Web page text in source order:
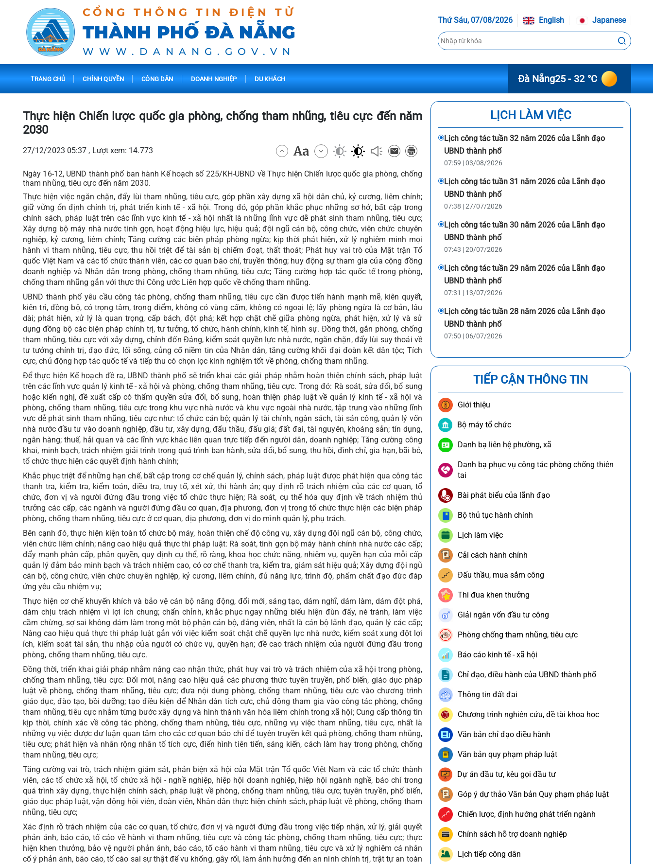
CỔNG THÔNG TIN ĐIỆN TỬ
THÀNH PHỐ ĐÀ NẴNG
WWW.DANANG.GOV.VN
Thứ Sáu, 07/08/2026 English Japanese
TRANG CHỦ CHÍNH QUYỀN CÔNG DÂN DOANH NGHIỆP DU KHÁCH Đà Nẵng25 - 32 °C
Thực hiện Chiến lược quốc gia phòng, chống tham nhũng, tiêu cực đến năm
2030
27/12/2023 05:37 , Lượt xem: 14.773
Ngày 16-12, UBND thành phố ban hành Kế hoạch số 225/KH-UBND về Thực hiện Chiến lược quốc gia phòng, chống
tham nhũng, tiêu cực đến năm 2030.
Thực hiện việc ngăn chặn, đẩy lùi tham nhũng, tiêu cực, góp phần xây dựng xã hội dân chủ, kỷ cương, liêm chính;
giữ vững ổn định chính trị, phát triển kinh tế - xã hội. Trong đó, góp phần khắc phục những sơ hở, bất cập trong
chính sách, pháp luật trên các lĩnh vực kinh tế - xã hội nhất là những lĩnh vực dễ phát sinh tham nhũng, tiêu cực;
Xây dựng bộ máy nhà nước tinh gọn, hoạt động hiệu lực, hiệu quả; đội ngũ cán bộ, công chức, viên chức chuyên
nghiệp, kỷ cương, liêm chính; Tăng cường các biện pháp phòng ngừa; kịp thời phát hiện, xử lý nghiêm minh mọi
hành vi tham nhũng, tiêu cực, thu hồi triệt để tài sản bị chiếm đoạt, thất thoát; Phát huy vai trò của Mặt trận Tổ
quốc Việt Nam và các tổ chức thành viên, các cơ quan báo chí, truyền thông; huy động sự tham gia của cộng đồng
doanh nghiệp và Nhân dân trong phòng, chống tham nhũng, tiêu cực; Tăng cường hợp tác quốc tế trong phòng,
chống tham nhũng gắn với thực thi Công ước Liên hợp quốc về chống tham nhũng.
UBND thành phố yêu cầu công tác phòng, chống tham nhũng, tiêu cực cần được tiến hành mạnh mẽ, kiên quyết,
kiên trì, đồng bộ, có trọng tâm, trọng điểm, không có vùng cấm, không có ngoại lệ; lấy phòng ngừa là cơ bản, lâu
dài; phát hiện, xử lý là quan trọng, cấp bách, đột phá; kết hợp chặt chẽ giữa phòng ngừa, phát hiện, xử lý và sử
dụng đồng bộ các biện pháp chính trị, tư tưởng, tổ chức, hành chính, kinh tế, hình sự. Đồng thời, gắn phòng, chống
tham nhũng, tiêu cực với xây dựng, chỉnh đốn Đảng, kiểm soát quyền lực nhà nước, ngăn chặn, đẩy lùi suy thoái về
tư tưởng chính trị, đạo đức, lối sống, củng cố niềm tin của Nhân dân, tăng cường khối đại đoàn kết dân tộc; Tích
cực, chủ động hợp tác quốc tế và tiếp thu có chọn lọc kinh nghiệm tốt về phòng, chống tham nhũng.
Để thực hiện Kế hoạch đề ra, UBND thành phố sẽ triển khai các giải pháp nhằm hoàn thiện chính sách, pháp luật
trên các lĩnh vực quản lý kinh tế - xã hội và phòng, chống tham nhũng, tiêu cực. Trong đó: Rà soát, sửa đổi, bổ sung
hoặc kiến nghị, đề xuất cấp có thẩm quyền sửa đổi, bổ sung, hoàn thiện pháp luật về quản lý kinh tế - xã hội và
phòng, chống tham nhũng, tiêu cực trong khu vực nhà nước và khu vực ngoài nhà nước, tập trung vào những lĩnh
vực dễ phát sinh tham nhũng, tiêu cực như: tổ chức cán bộ; quản lý tài chính, ngân sách, tài sản công, quản lý vốn
nhà nước đầu tư vào doanh nghiệp, đầu tư, xây dựng, đấu thầu, đấu giá; đất đai, tài nguyên, khoáng sản; tín dụng,
ngân hàng; thuế, hải quan và các lĩnh vực khác liên quan trực tiếp đến người dân, doanh nghiệp; Tăng cường công
khai, minh bạch, trách nhiệm giải trình trong quá trình ban hành, sửa đổi, bổ sung, thu hồi, đình chỉ, gia hạn, bãi bỏ,
tổ chức thực hiện các quyết định hành chính;
Khắc phục triệt để những hạn chế, bất cập trong cơ chế quản lý, chính sách, pháp luật được phát hiện qua công tác
thanh tra, kiểm tra, kiểm toán, điều tra, truy tố, xét xử, thi hành án; quy định rõ trách nhiệm của các cơ quan, tổ
chức, đơn vị và người đứng đầu trong việc tổ chức thực hiện; Rà soát, cụ thể hóa quy định về trách nhiệm thủ
trưởng các cấp, các ngành và người đứng đầu cơ quan, địa phương, đơn vị trong tổ chức thực hiện các biện pháp
phòng, chống tham nhũng, tiêu cực ở cơ quan, địa phương, đơn vị do mình quản lý, phụ trách.
Bên cạnh đó, thực hiện kiện toàn tổ chức bộ máy, hoàn thiện chế độ công vụ, xây dựng đội ngũ cán bộ, công chức,
viên chức liêm chính; nâng cao hiệu quả thực thi pháp luật: Rà soát, tinh gọn bộ máy hành chính nhà nước các cấp;
đẩy mạnh phân cấp, phân quyền, quy định cụ thể, rõ ràng, khoa học chức năng, nhiệm vụ, quyền hạn của mỗi cấp
quản lý đảm bảo minh bạch và trách nhiệm cao, có cơ chế thanh tra, kiểm tra, giám sát hiệu quả; Xây dựng đội ngũ
cán bộ, công chức, viên chức chuyên nghiệp, kỷ cương, liêm chính, đủ năng lực, trình độ, phẩm chất đạo đức đáp
ứng yêu cầu nhiệm vụ;
Thực hiện cơ chế khuyến khích và bảo vệ cán bộ năng động, đổi mới, sáng tạo, dám nghĩ, dám làm, dám đột phá,
dám chịu trách nhiệm vì lợi ích chung; chấn chỉnh, khắc phục ngay những biểu hiện đùn đẩy, né tránh, làm việc
cầm chừng, sợ sai không dám làm trong một bộ phận cán bộ, đảng viên, nhất là cán bộ lãnh đạo, quản lý các cấp;
Nâng cao hiệu quả thực thi pháp luật gắn với việc kiểm soát chặt chẽ quyền lực nhà nước, kiểm soát xung đột lợi
ích, kiểm soát tài sản, thu nhập của người có chức vụ, quyền hạn; đề cao trách nhiệm của người đứng đầu trong
phòng, chống tham nhũng, tiêu cực.
Đồng thời, triển khai giải pháp nhằm nâng cao nhận thức, phát huy vai trò và trách nhiệm của xã hội trong phòng,
chống tham nhũng, tiêu cực: Đổi mới, nâng cao hiệu quả các phương thức tuyên truyền, phổ biến, giáo dục pháp
luật về phòng, chống tham nhũng, tiêu cực; đưa nội dung phòng, chống tham nhũng, tiêu cực vào chương trình
giáo dục, đào tạo, bồi dưỡng; tạo điều kiện để Nhân dân tích cực, chủ động tham gia vào công tác phòng, chống
tham nhũng, tiêu cực nhằm từng bước xây dựng và hình thành văn hóa liêm chính trong xã hội; Cung cấp thông tin
kịp thời, chính xác về công tác phòng, chống tham nhũng, tiêu cực, những vụ việc tham nhũng, tiêu cực, nhất là
những vụ việc được dư luận quan tâm cho các cơ quan báo chí để tuyên truyền kết quả phòng, chống tham nhũng,
tiêu cực; phát hiện và nhân rộng nhân tố tích cực, điển hình tiên tiến, sáng kiến, cách làm hay trong phòng, chống
tham nhũng, tiêu cực;
Tăng cường vai trò, trách nhiệm giám sát, phản biện xã hội của Mặt trận Tổ quốc Việt Nam và các tổ chức thành
viên, các tổ chức xã hội, tổ chức xã hội - nghề nghiệp, hiệp hội doanh nghiệp, hiệp hội ngành nghề, báo chí trong
quá trình xây dựng, thực hiện chính sách, pháp luật về phòng, chống tham nhũng, tiêu cực; tuyên truyền, phổ biến,
giáo dục pháp luật, vận động hội viên, đoàn viên, Nhân dân thực hiện chính sách, pháp luật về phòng, chống tham
nhũng, tiêu cực;
Xác định rõ trách nhiệm của các cơ quan, tổ chức, đơn vị và người đứng đầu trong việc tiếp nhận, xử lý, giải quyết
phản ánh, báo cáo, tố cáo về hành vi tham nhũng, tiêu cực và công tác phòng, chống tham nhũng, tiêu cực; thực
hiện khen thưởng, bảo vệ người phản ánh, báo cáo, tố cáo hành vi tham nhũng, tiêu cực và xử lý nghiêm cá nhân
cố ý phản ánh, báo cáo, tố cáo sai sự thật để vu khống, gây rối, làm ảnh hưởng đến an ninh chính trị, trật tự an toàn
LỊCH LÀM VIỆC
Lịch công tác tuần 32 năm 2026 của Lãnh đạo
UBND thành phố
07:59 | 03/08/2026
Lịch công tác tuần 31 năm 2026 của Lãnh đạo
UBND thành phố
07:38 | 27/07/2026
Lịch công tác tuần 30 năm 2026 của Lãnh đạo
UBND thành phố
07:43 | 20/07/2026
Lịch công tác tuần 29 năm 2026 của Lãnh đạo
UBND thành phố
07:31 | 13/07/2026
Lịch công tác tuần 28 năm 2026 của Lãnh đạo
UBND thành phố
07:50 | 06/07/2026
TIẾP CẬN THÔNG TIN
Giới thiệu
Bộ máy tổ chức
Danh bạ liên hệ phường, xã
Danh bạ phục vụ công tác phòng chống thiên
tai
Bài phát biểu của lãnh đạo
Bộ thủ tục hành chính
Lịch làm việc
Cải cách hành chính
Đấu thầu, mua sắm công
Thi đua khen thưởng
Giải ngân vốn đầu tư công
Phòng chống tham nhũng, tiêu cực
Báo cáo kinh tế - xã hội
Chỉ đạo, điều hành của UBND thành phố
Thông tin đất đai
Chương trình nghiên cứu, đề tài khoa học
Văn bản chỉ đạo điều hành
Văn bản quy phạm pháp luật
Dự án đầu tư, kêu gọi đầu tư
Góp ý dự thảo Văn bản Quy phạm pháp luật
Chiến lược, định hướng phát triển ngành
Chính sách hỗ trợ doanh nghiệp
Lịch tiếp công dân